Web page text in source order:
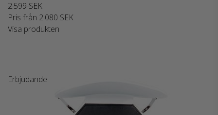
2.599 SEK
Pris från 2.080 SEK
Visa produkten
Erbjudande